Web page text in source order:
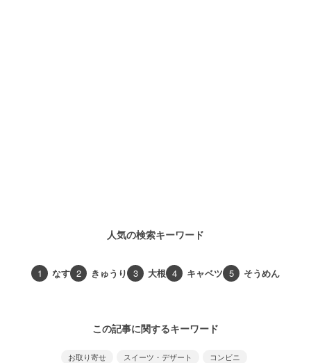
人気の検索キーワード
1 なす 2 きゅうり 3 大根 4 キャベツ 5 そうめん
この記事に関するキーワード
お取り寄せ スイーツ・デザート
コンビニ